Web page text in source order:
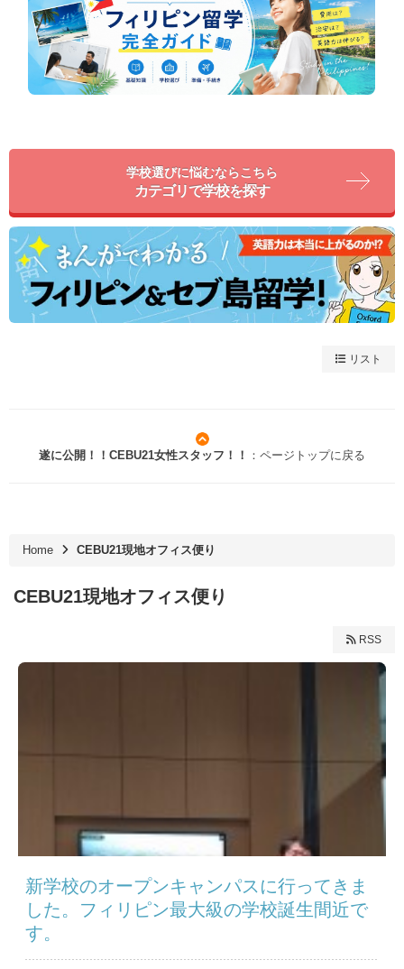
学校選びに悩むならこちら
カテゴリで学校を探す
リスト
遂に公開！！CEBU21女性スタッフ！！ ：ページトップに戻る
Home CEBU21現地オフィス便り
CEBU21現地オフィス便り
RSS
新学校のオープンキャンパスに行ってきま
した。フィリピン最大級の学校誕生間近で
す。